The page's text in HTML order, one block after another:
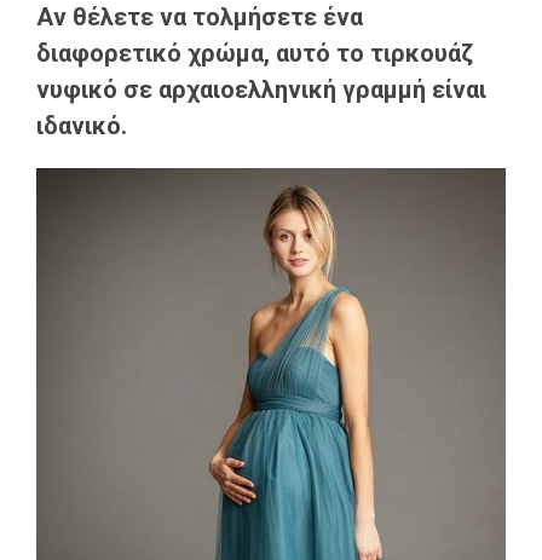
Αν θέλετε να τολμήσετε ένα
διαφορετικό χρώμα, αυτό το τιρκουάζ
νυφικό σε αρχαιοελληνική γραμμή είναι
ιδανικό.